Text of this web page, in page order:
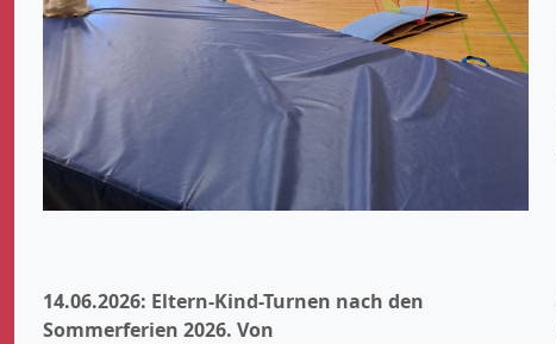
14.06.2026: Eltern-Kind-Turnen nach den
Sommerferien 2026. Von